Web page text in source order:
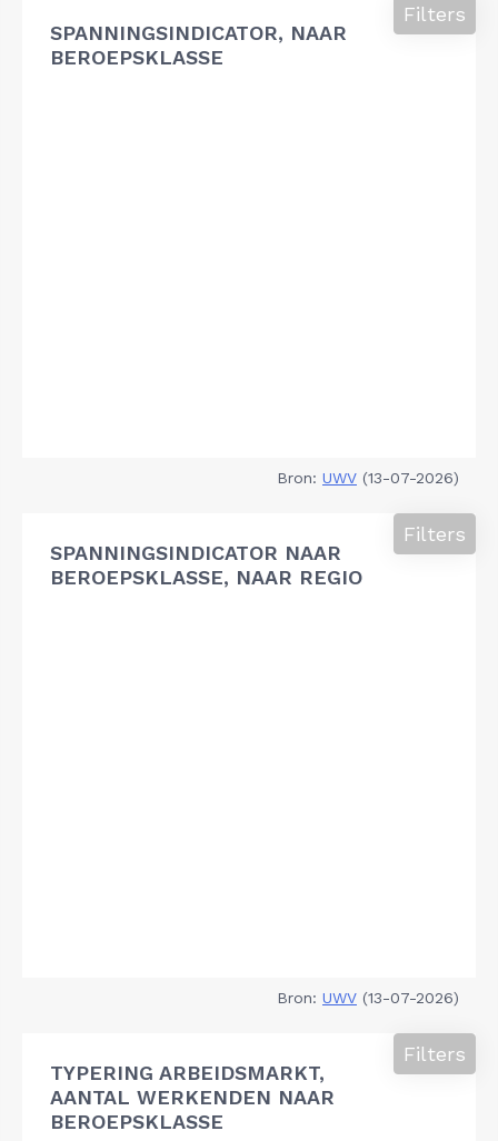
SPANNINGSINDICATOR, NAAR
BEROEPSKLASSE
Filters
Bron: UWV (13-07-2026)
SPANNINGSINDICATOR NAAR
BEROEPSKLASSE, NAAR REGIO
Filters
Bron: UWV (13-07-2026)
TYPERING ARBEIDSMARKT,
AANTAL WERKENDEN NAAR
BEROEPSKLASSE
Filters